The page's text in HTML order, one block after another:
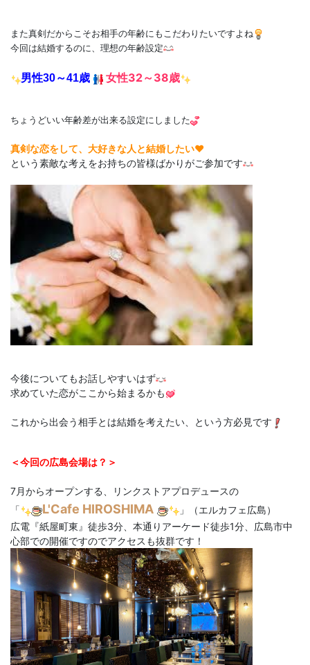
また真剣だからこそお相手の年齢にもこだわりたいですよね
今回は結婚するのに、理想の年齢設定
男性30～41歳 女性32～38歳
ちょうどいい年齢差が出来る設定にしました
真剣な恋をして、大好きな人と結婚したい♥
という素敵な考えをお持ちの皆様ばかりがご参加です
今後についてもお話しやすいはず
求めていた恋がここから始まるかも
これから出会う相手とは結婚を考えたい、という方必見です
＜今回の広島会場は？＞
7月からオープンする、リンクストアプロデュースの
「
L'Cafe HIROSHIMA
」（エルカフェ広島）
広電『紙屋町東』徒歩3分、本通りアーケード徒歩1分、広島市中
心部での開催ですのでアクセスも抜群です！